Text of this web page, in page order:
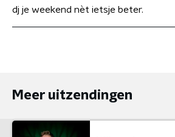
dj je weekend nèt ietsje beter.
Meer uitzendingen